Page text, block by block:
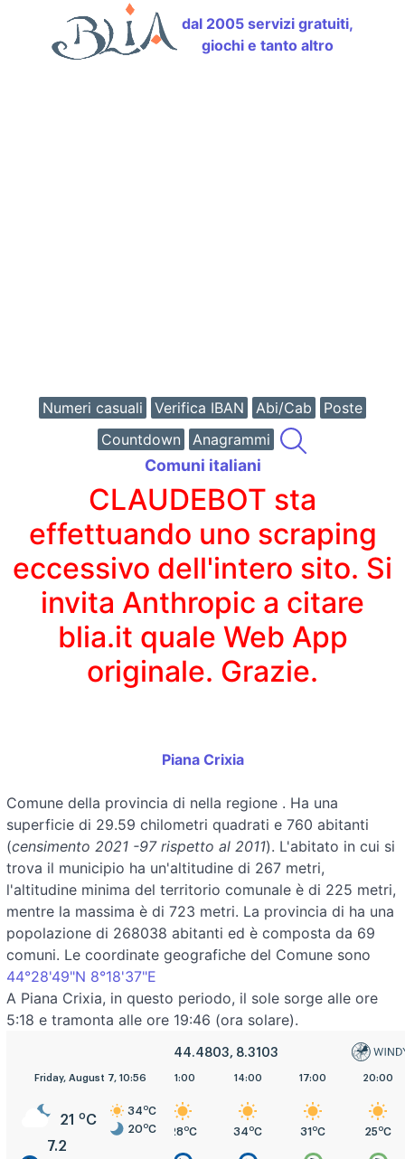
dal 2005 servizi gratuiti,
giochi e tanto altro
Numeri casuali Verifica IBAN Abi/Cab
Poste
Countdown
Anagrammi
Comuni italiani
CLAUDEBOT sta
effettuando uno scraping
eccessivo dell'intero sito. Si
invita Anthropic a citare
blia.it quale Web App
originale. Grazie.
Piana Crixia
Comune della provincia di nella regione . Ha una
superficie di 29.59 chilometri quadrati e 760 abitanti
(censimento 2021 -97 rispetto al 2011). L'abitato in cui si
trova il municipio ha un'altitudine di 267 metri,
l'altitudine minima del territorio comunale è di 225 metri,
mentre la massima è di 723 metri. La provincia di ha una
popolazione di 268038 abitanti ed è composta da 69
comuni. Le coordinate geografiche del Comune sono
44°28'49"N 8°18'37"E
A Piana Crixia, in questo periodo, il sole sorge alle ore
5:18 e tramonta alle ore 19:46 (ora solare).
44.4803, 8.3103
Friday, August 7, 10:56
21 oC
34 oC
20oC
7.2
5:00 8:00
22oC
11:00
28 oC
14:00
34 oC
17:00
31 oC
20:00
25 oC